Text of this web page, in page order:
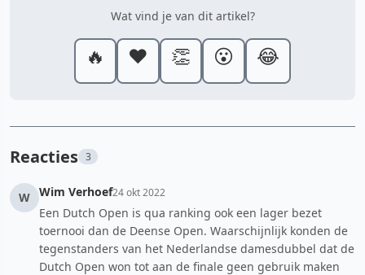
Wat vind je van dit artikel?
🔥 ❤️ 👏 😮 😂
Reacties 3
W Wim Verhoef24 okt 2022
Een Dutch Open is qua ranking ook een lager bezet
toernooi dan de Deense Open. Waarschijnlijk konden de
tegenstanders van het Nederlandse damesdubbel dat de
Dutch Open won tot aan de finale geen gebruik maken